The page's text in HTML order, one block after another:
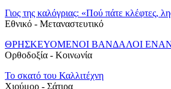
Γιος της καλόγριας: «Πού πάτε κλέφτες,
Εθνικό - Μεταναστευτικό
ΘΡΗΣΚΕΥΟΜΕΝΟΙ ΒΑΝΔΑΛΟΙ
Ορθοδοξία - Κοινωνία
Το σκατό του Καλλιτέχνη
Χιούμορ - Σάτιρα